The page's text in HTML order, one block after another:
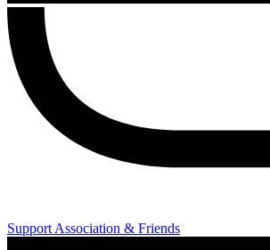
Support Association & Friends